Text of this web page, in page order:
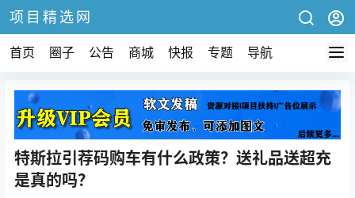
项目精选网
首页 圈子 公告 商城 快报 专题 导航
特斯拉引荐码购车有什么政策？送礼品送超充
是真的吗？